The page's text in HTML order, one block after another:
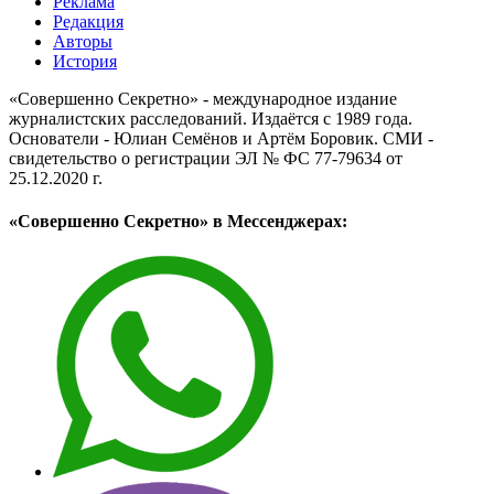
Редакция
Авторы
История
«Совершенно Секретно» - международное издание
журналистских расследований. Издаётся с 1989 года.
Основатели - Юлиан Семёнов и Артём Боровик. CМИ -
свидетельство о регистрации ЭЛ № ФС 77-79634 от
25.12.2020 г.
«Совершенно Секретно» в Мессенджерах: